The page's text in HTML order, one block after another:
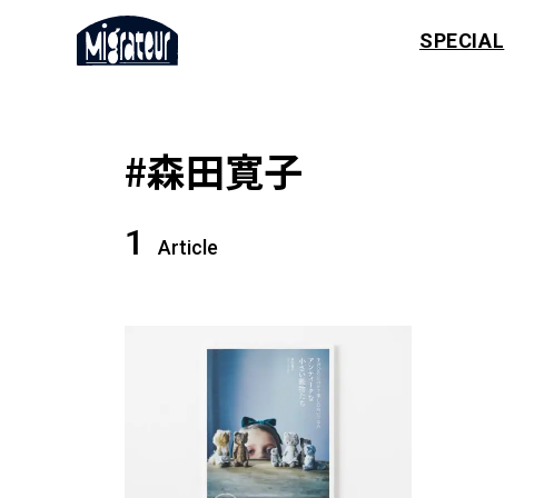
SPECIAL
#森田寛子
1 Article